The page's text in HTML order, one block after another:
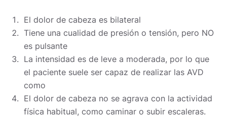
El dolor de cabeza es bilateral
Tiene una cualidad de presión o tensión, pero NO
es pulsante
La intensidad es de leve a moderada, por lo que
el paciente suele ser capaz de realizar las AVD
como
El dolor de cabeza no se agrava con la actividad
física habitual, como caminar o subir escaleras.